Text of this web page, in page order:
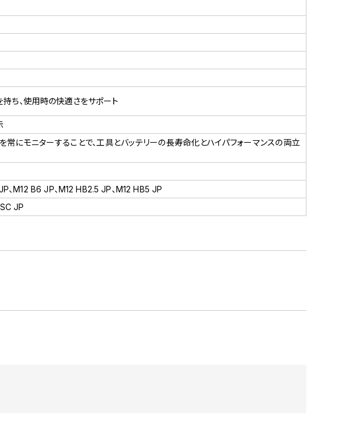
ち、使用時の快適さをサポート
常にモニターすることで、工具とバッテリーの長寿命化とハイパフォーマンスの両立
、M12 B6 JP、M12 HB2.5 JP、M12 HB5 JP
JP